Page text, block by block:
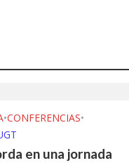
•CONFERENCIAS•
en una jornada